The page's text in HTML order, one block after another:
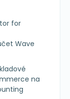
for
Wave
na